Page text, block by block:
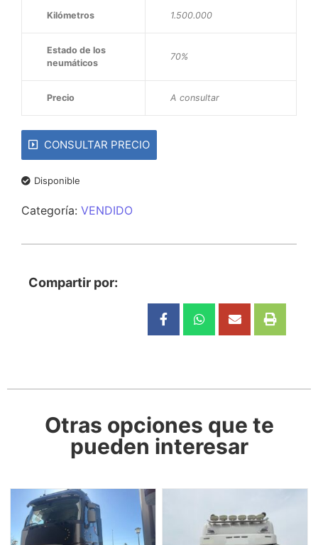
Kilómetros 1.500.000
Estado de los
neumáticos
70%
Precio A consultar
CONSULTAR PRECIO
Disponible
Categoría: VENDIDO
Compartir por:
Otras opciones que te
pueden interesar